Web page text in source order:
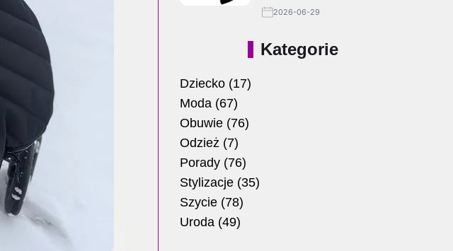
2026-06-29
Kategorie
Dziecko(17)
Moda(67)
Obuwie(76)
Odzież(7)
Porady(76)
Stylizacje(35)
Szycie(78)
Uroda(49)